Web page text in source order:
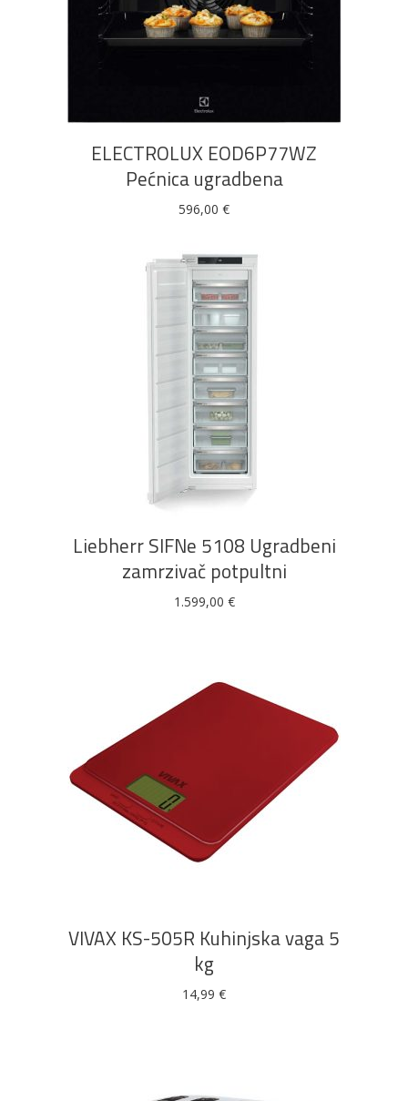
ELECTROLUX EOD6P77WZ
Pećnica ugradbena
596,00 €
DODAJ U KOŠARICU
Liebherr SIFNe 5108 Ugradbeni
zamrzivač potpultni
1.599,00 €
DODAJ U KOŠARICU
VIVAX KS-505R Kuhinjska vaga 5
kg
14,99 €